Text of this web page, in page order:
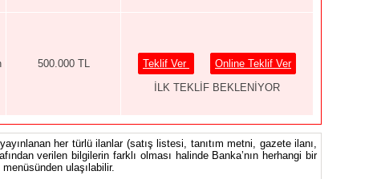
500.000 TL Teklif Ver
Online Teklif Ver
İLK TEKLİF BEKLENİYOR
her türlü ilanlar (satış listesi, tanıtım metni, gazete ilanı,
verilen bilgilerin farklı olması halinde Banka’nın herhangi bir
ulaşılabilir.